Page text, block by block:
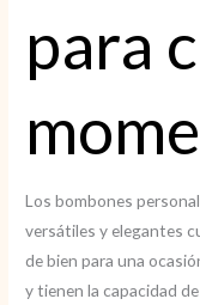
para
Los bombones
versátiles y elegantes
de bien para una
y tienen la capacidad